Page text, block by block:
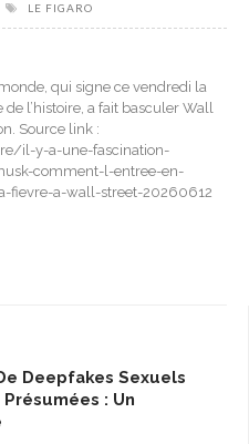
LE FIGARO
qui signe ce vendredi la
l’histoire, a fait basculer Wall
Source link :
il-y-a-une-fascination-
comment-l-entree-en-
fievre-a-wall-street-20260612
Deepfakes Sexuels
: Un